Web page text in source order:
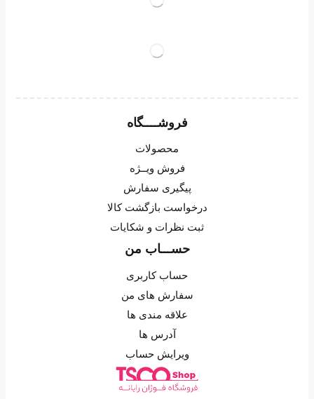
فروشــــگاه
محصولات
فروش ویــژه
پیگیری سفارش
درخواست بازگشت کالا
ثبت نظرات و شکایات
حســـاب من
حساب کاربری
سفارش های من
علاقه مندی ها
آدرس ها
ویرایش حساب